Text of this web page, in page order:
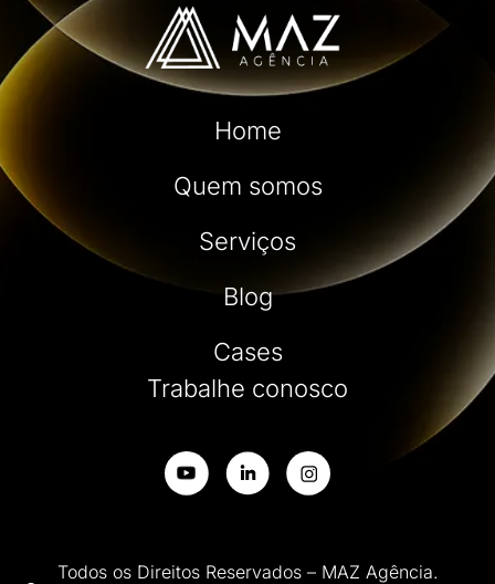
Home
Quem somos
Serviços
Blog
Cases
Trabalhe conosco
Todos os Direitos Reservados – MAZ Agência.